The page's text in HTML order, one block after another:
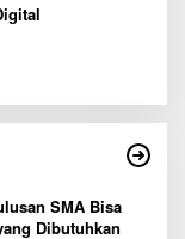
SMA Bisa
Dibutuhkan